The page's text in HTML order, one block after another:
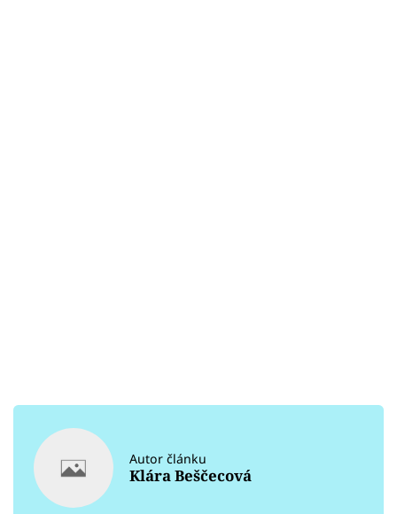
Autor článku
Klára Beščecová